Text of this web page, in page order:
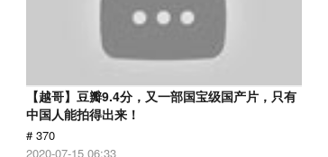
【越哥】豆瓣9.4分，又一部国宝级国产片，只有
中国人能拍得出来！
# 370
2020-07-15 06:33